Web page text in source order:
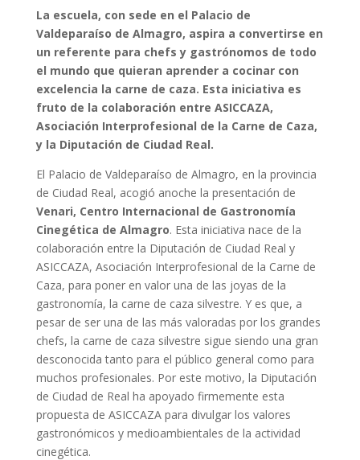
La escuela, con sede en el Palacio de
Valdeparaíso de Almagro, aspira a convertirse en
un referente para chefs y gastrónomos de todo
el mundo que quieran aprender a cocinar con
excelencia la carne de caza. Esta iniciativa es
fruto de la colaboración entre ASICCAZA,
Asociación Interprofesional de la Carne de Caza,
y la Diputación de Ciudad Real.
El Palacio de Valdeparaíso de Almagro, en la provincia
de Ciudad Real, acogió anoche la presentación de
Venari, Centro Internacional de Gastronomía
Cinegética de Almagro. Esta iniciativa nace de la
colaboración entre la Diputación de Ciudad Real y
ASICCAZA, Asociación Interprofesional de la Carne de
Caza, para poner en valor una de las joyas de la
gastronomía, la carne de caza silvestre. Y es que, a
pesar de ser una de las más valoradas por los grandes
chefs, la carne de caza silvestre sigue siendo una gran
desconocida tanto para el público general como para
muchos profesionales. Por este motivo, la Diputación
de Ciudad de Real ha apoyado firmemente esta
propuesta de ASICCAZA para divulgar los valores
gastronómicos y medioambientales de la actividad
cinegética.